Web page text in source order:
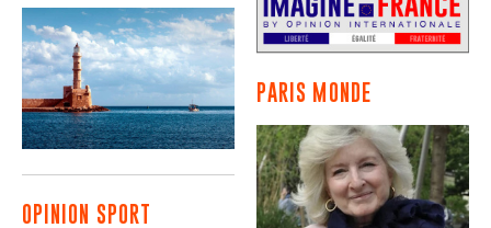
OPINION SPORT
PARIS MONDE